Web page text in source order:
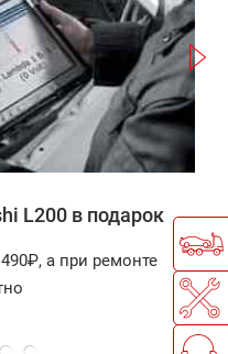
L200 в подарок
а при ремонте